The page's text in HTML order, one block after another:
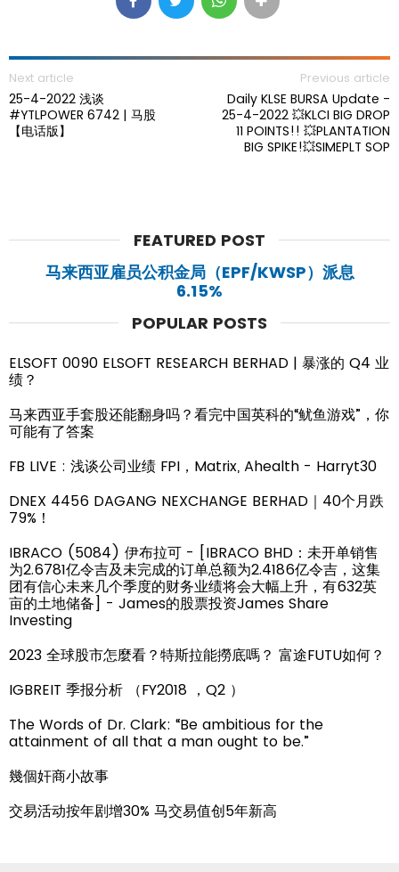
Next article
25-4-2022 浅谈
#YTLPOWER 6742 | 马股
【电话版】
Previous article
Daily KLSE BURSA Update -
25-4-2022 💥KLCI BIG DROP
11 POINTS!! 💥PLANTATION
BIG SPIKE!💥SIMEPLT SOP
FEATURED POST
马来西亚雇员公积金局（EPF/KWSP）派息
6.15%
POPULAR POSTS
ELSOFT 0090 ELSOFT RESEARCH BERHAD | 暴涨的 Q4 业
绩？
马来西亚手套股还能翻身吗？看完中国英科的“鱿鱼游戏”，你
可能有了答案
FB LIVE : 浅谈公司业绩 FPI，Matrix, Ahealth - Harryt30
DNEX 4456 DAGANG NEXCHANGE BERHAD｜40个月跌
79%！
IBRACO (5084) 伊布拉可 - [IBRACO BHD：未开单销售
为2.6781亿令吉及未完成的订单总额为2.4186亿令吉，这集
团有信心未来几个季度的财务业绩将会大幅上升，有632英
亩的土地储备] - James的股票投资James Share
Investing
2023 全球股市怎麼看？特斯拉能撈底嗎？ 富途FUTU如何？
IGBREIT 季报分析 （FY2018 ，Q2 ）
The Words of Dr. Clark: “Be ambitious for the
attainment of all that a man ought to be.”
幾個奸商小故事
交易活动按年剧增30% 马交易值创5年新高